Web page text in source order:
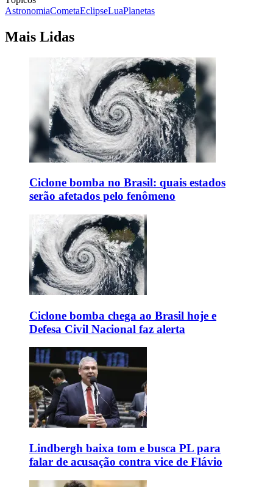
AstronomiaCometaEclipseLuaPlanetas
Mais Lidas
Ciclone bomba no Brasil: quais estados
serão afetados pelo fenômeno
Ciclone bomba chega ao Brasil hoje e
Defesa Civil Nacional faz alerta
Lindbergh baixa tom e busca PL para
falar de acusação contra vice de Flávio